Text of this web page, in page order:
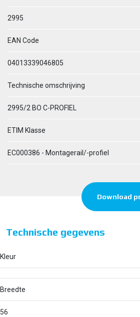
2995
EAN Code
04013339046805
Technische omschrijving
2995/2 BO C-PROFIEL
ETIM Klasse
EC000386 - Montagerail/-profiel
Download
Technische gegevens
Kleur
Breedte
56